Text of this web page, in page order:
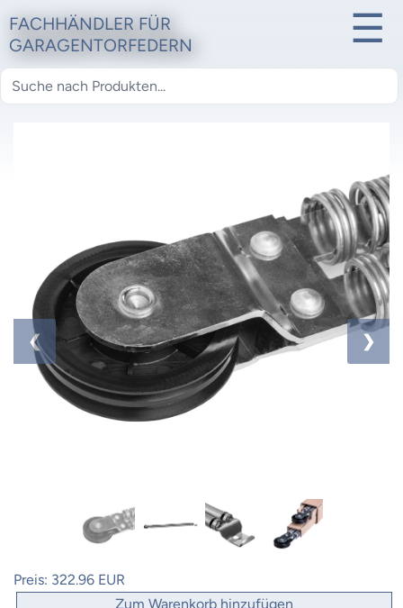
FACHHÄNDLER FÜR
GARAGENTORFEDERN
☰
❮ ❯
Preis: 322.96 EUR
Zum Warenkorb hinzufügen